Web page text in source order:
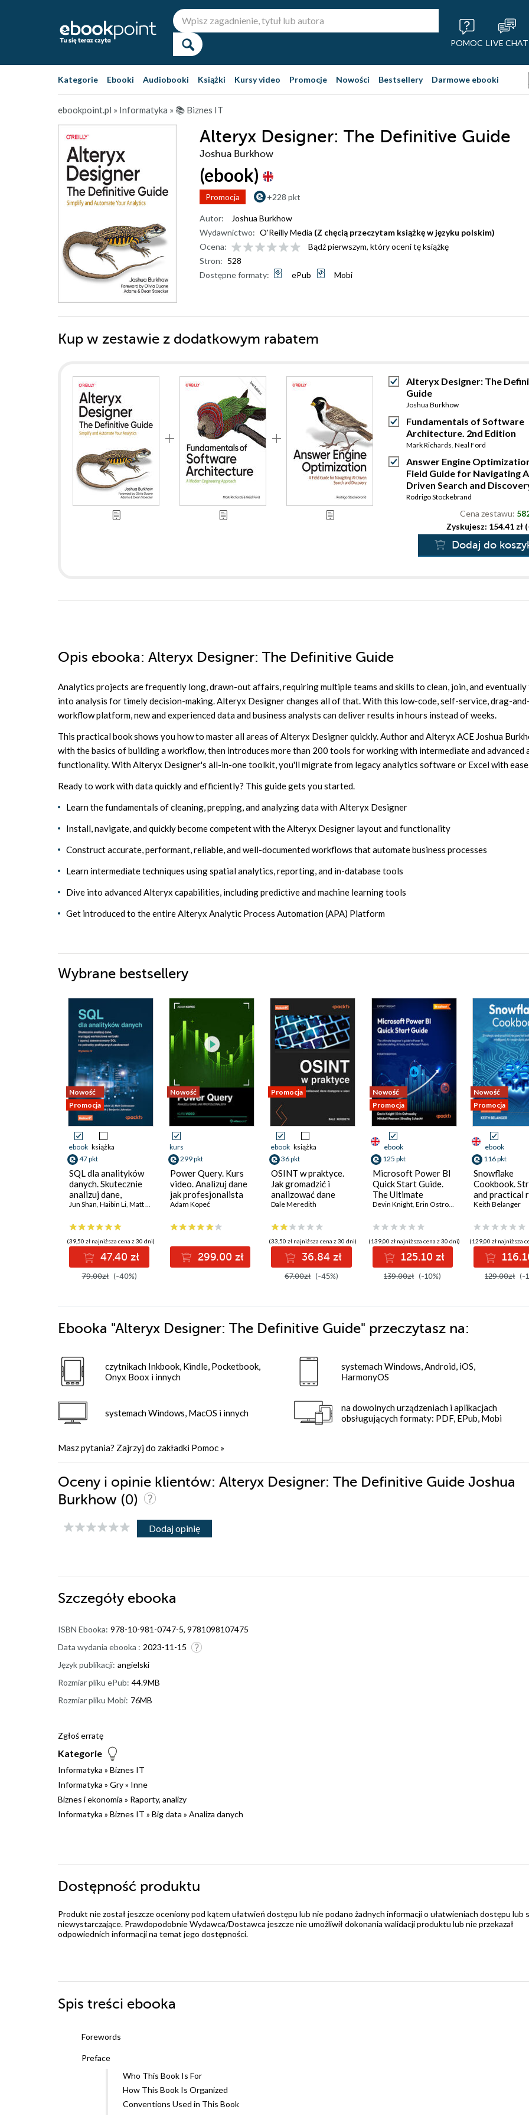
POMOC LIVE CHAT
Kategorie Ebooki Audiobooki Książki Kursy video Promocje Nowości Bestsellery Darmowe ebooki
ebookpoint.pl » Informatyka » 📚 Biznes IT
Alteryx Designer: The Definitive Guide
Joshua Burkhow
(ebook)
Promocja +228 pkt
Autor:
Joshua Burkhow
Wydawnictwo: O'Reilly Media (Z chęcią przeczytam książkę w języku polskim)
Ocena:
Bądź pierwszym, który oceni tę książkę
Stron: 528
Dostępne formaty:
ePub Mobi
Kup w zestawie z dodatkowym rabatem
Alteryx Designer: The
Guide
Joshua Burkhow
Fundamentals of Software
Architecture. 2nd Edition
Mark Richards, Neal Ford
Answer Engine
Field Guide for Navigating
Driven Search and
Rodrigo Stockebrand
Cena zestawu:
Zyskujesz: 154.41 zł
Dodaj do
Opis ebooka: Alteryx Designer: The Definitive Guide
Analytics projects are frequently long, drawn-out affairs, requiring multiple teams and skills to clean, join, and
into analysis for timely decision-making. Alteryx Designer changes all of that. With this low-code, self-service, drag-
workflow platform, new and experienced data and business analysts can deliver results in hours instead of weeks.
This practical book shows you how to master all areas of Alteryx Designer quickly. Author and Alteryx ACE Joshua
with the basics of building a workflow, then introduces more than 200 tools for working with intermediate and advanced
functionality. With Alteryx Designer's all-in-one toolkit, you'll migrate from legacy analytics software or Excel with
Ready to work with data quickly and efficiently? This guide gets you started.
Learn the fundamentals of cleaning, prepping, and analyzing data with Alteryx Designer
Install, navigate, and quickly become competent with the Alteryx Designer layout and functionality
Construct accurate, performant, reliable, and well-documented workflows that automate business processes
Learn intermediate techniques using spatial analytics, reporting, and in-database tools
Dive into advanced Alteryx capabilities, including predictive and machine learning tools
Get introduced to the entire Alteryx Analytic Process Automation (APA) Platform
Wybrane bestsellery
Nowość
Promocja
ebook książka
47 pkt
SQL dla analityków
danych. Skutecznie
analizuj dane,
wyciągaj
i opanuj
zaawansowany SQL
na potrzeby
praktycznych
zastosowań.
Wydanie IV
Jun Shan, Haibin Li, Matt Goldwasser ,Upom Malik Benjamin Johnston
(39,50 zł najniższa cena z 30 dni)
47.40 zł
79.00zł (-40%)
Nowość
kurs
299 pkt
Power Query. Kurs
video. Analizuj dane
jak profesjonalista
Adam Kopeć
299.00 zł
Promocja
ebook książka
36 pkt
OSINT w praktyce.
Jak gromadzić i
analizować dane
dostępne w sieci
Dale Meredith
(33,50 zł najniższa cena z 30 dni)
36.84 zł
67.00zł (-45%)
Nowość
Promocja
ebook
125 pkt
Microsoft Power BI
Quick Start Guide.
The Ultimate
Beginner's Guide to
Storytelling, AI
Tools, and Microsoft
Fabric - Fourth
Edition
Devin Knight, Erin Ostrowsky Mitchell Pearson,
(139,00 zł najniższa cena z 30 dni)
125.10 zł
139.00zł (-10%)
Nowość
Promocja
ebook
116 pkt
Snowflake
Cookbook.
and practical
for building
intelligent, AI-
data platforms
Second
Keith Belanger
(129,00 zł najniższa
129.00zł (-
Ebooka "Alteryx Designer: The Definitive Guide" przeczytasz na:
czytnikach Inkbook, Kindle, Pocketbook,
Onyx Boox i innych
systemach Windows, MacOS i innych
systemach Windows, Android, iOS,
HarmonyOS
na dowolnych urządzeniach i aplikacjach
obsługujących formaty: PDF, EPub, Mobi
Masz pytania? Zajrzyj do zakładki Pomoc »
Oceny i opinie klientów: Alteryx Designer: The Definitive Guide Joshua
Burkhow (0)
Dodaj opinię
Szczegóły ebooka
ISBN Ebooka: 978-10-981-0747-5, 9781098107475
Data wydania ebooka : 2023-11-15
Język publikacji: angielski
Rozmiar pliku ePub: 44.9MB
Rozmiar pliku Mobi: 76MB
Zgłoś erratę
Kategorie
Informatyka » Biznes IT
Informatyka » Gry» Inne
Biznes i ekonomia » Raporty, analizy
Informatyka » Biznes IT » Big data » Analiza danych
Dostępność produktu
Produkt nie został jeszcze oceniony pod kątem ułatwień dostępu lub nie podano żadnych informacji o ułatwieniach dostępu lub
niewystarczające. Prawdopodobnie Wydawca/Dostawca jeszcze nie umożliwił dokonania walidacji produktu lub nie przekazał
odpowiednich informacji na temat jego dostępności.
Spis treści ebooka
Forewords
Preface
Who This Book Is For
How This Book Is Organized
Conventions Used in This Book